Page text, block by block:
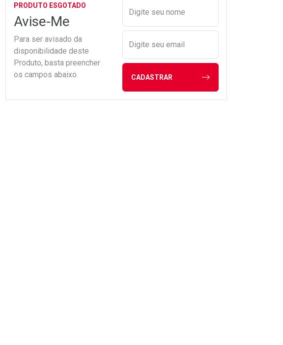
PRODUTO ESGOTADO
Avise-Me
Para ser avisado da
disponibilidade deste
Produto, basta preencher
os campos abaixo.
Preencher nome e email
Digite seu nome
Digite seu email
CADASTRAR